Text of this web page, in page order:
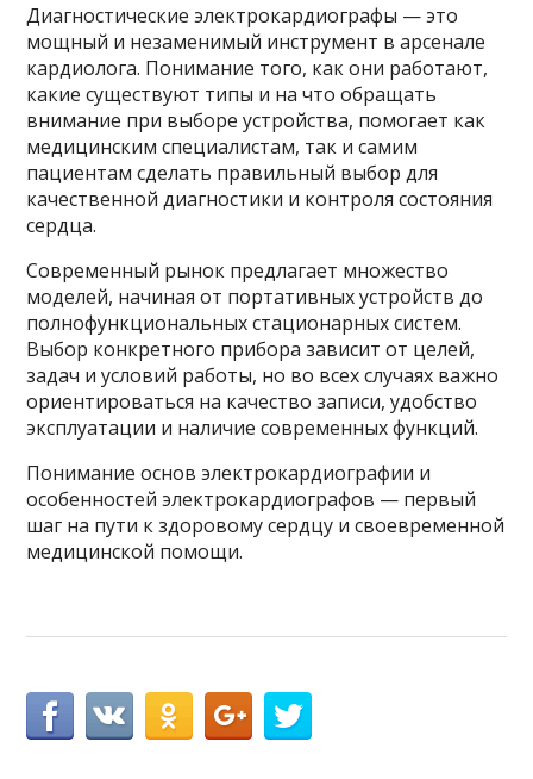
Диагностические электрокардиографы — это
мощный и незаменимый инструмент в арсенале
кардиолога. Понимание того, как они работают,
какие существуют типы и на что обращать
внимание при выборе устройства, помогает как
медицинским специалистам, так и самим
пациентам сделать правильный выбор для
качественной диагностики и контроля состояния
сердца.
Современный рынок предлагает множество
моделей, начиная от портативных устройств до
полнофункциональных стационарных систем.
Выбор конкретного прибора зависит от целей,
задач и условий работы, но во всех случаях важно
ориентироваться на качество записи, удобство
эксплуатации и наличие современных функций.
Понимание основ электрокардиографии и
особенностей электрокардиографов — первый
шаг на пути к здоровому сердцу и своевременной
медицинской помощи.